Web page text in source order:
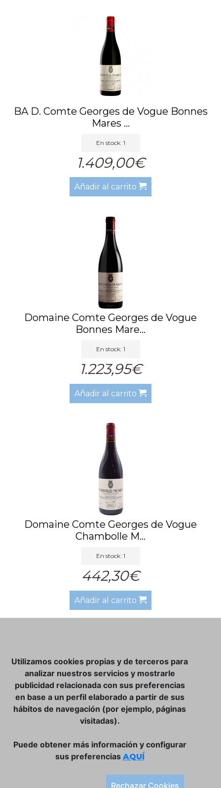
BA D. Comte Georges de Vogue Bonnes
Mares ...
En stock: 1
1.409,00€
Añadir al carrito
Domaine Comte Georges de Vogue
Bonnes Mare...
En stock: 1
1.223,95€
Añadir al carrito
Domaine Comte Georges de Vogue
Chambolle M...
En stock: 1
442,30€
Añadir al carrito
CLUB VINATER
CONTACTO
TIENDA ONLINE:
Plaça de la Llibertat, 22, 07760 Ciutadella
Tlf. 971 93 78 75
Utilizamos cookies propias y de terceros para
analizar nuestros servicios y mostrarle
publicidad relacionada con sus preferencias
en base a un perfil elaborado a partir de sus
hábitos de navegación (por ejemplo, páginas
visitadas).
Puede obtener más información y configurar
sus preferencias AQUÍ
Rechazar Cookies